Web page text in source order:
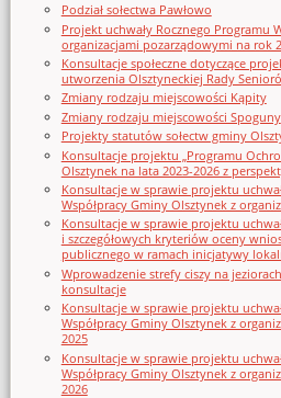
Podział sołectwa Pawłowo
Projekt uchwały Rocznego Programu
organizacjami pozarządowymi na rok
Konsultacje społeczne dotyczące
utworzenia Olsztyneckiej Rady
Zmiany rodzaju miejscowości Kąpity
Zmiany rodzaju miejscowości Spoguny
Projekty statutów sołectw gminy
Konsultacje projektu „Programu
Olsztynek na lata 2023-2026 z
Konsultacje w sprawie projektu
Współpracy Gminy Olsztynek z
Konsultacje w sprawie projektu
i szczegółowych kryteriów oceny
publicznego w ramach inicjatywy
Wprowadzenie strefy ciszy na
konsultacje
Konsultacje w sprawie projektu
Współpracy Gminy Olsztynek z
2025
Konsultacje w sprawie projektu
Współpracy Gminy Olsztynek z
2026